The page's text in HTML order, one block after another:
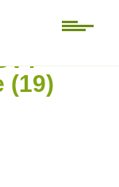
de
(19)